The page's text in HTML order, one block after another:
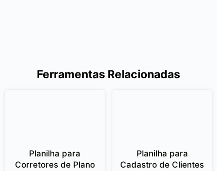
Ferramentas Relacionadas
Planilha para
Corretores de Plano
Planilha para
Cadastro de Clientes